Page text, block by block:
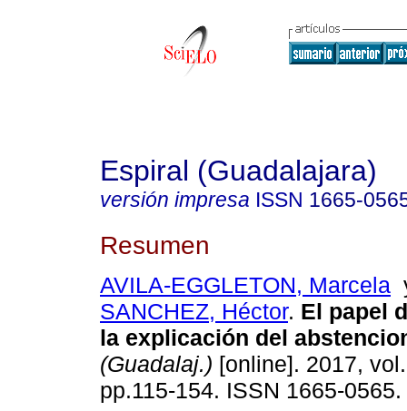
Espiral (Guadalajara)
versión impresa ISSN 1665-
Resumen
AVILA-EGGLETON, Marcela
SANCHEZ, Héctor. El papel
la explicación del
(Guadalaj.) [online]. 2017,
pp.115-154. ISSN 1665-0565.